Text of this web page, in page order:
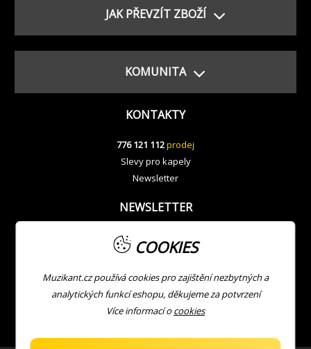
JAK PŘEVZÍT ZBOŽÍ
KOMUNITA
KONTAKTY
776 121 112prodej
Slevy pro kapely
Newsletter
NEWSLETTER
COOKIES
Muzikant.cz používá cookies pro zajištění nezbytných a
analytických funkcí eshopu, děkujeme za potvrzení
Více informací ocookies